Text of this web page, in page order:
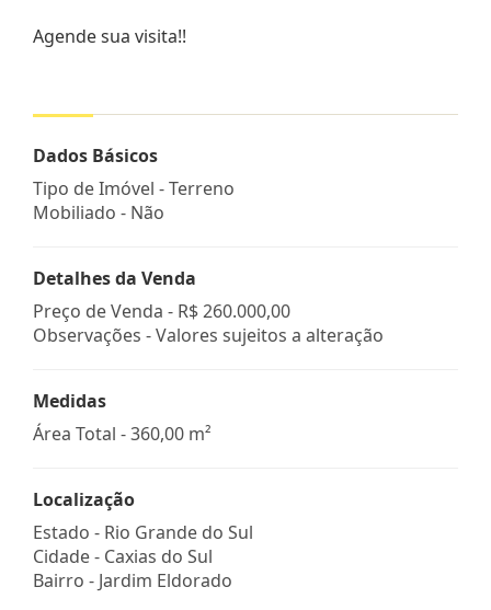
Agende sua visita!!
Dados Básicos
Tipo de Imóvel - Terreno
Mobiliado - Não
Detalhes da Venda
Preço de Venda - R$ 260.000,00
Observações - Valores sujeitos a alteração
Medidas
Área Total - 360,00 m²
Localização
Estado - Rio Grande do Sul
Cidade - Caxias do Sul
Bairro - Jardim Eldorado